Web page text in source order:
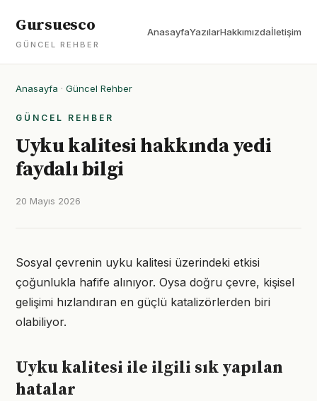
Gursuesco
GÜNCEL REHBER
AnasayfaYazılarHakkımızdaİletişim
Anasayfa · Güncel Rehber
GÜNCEL REHBER
Uyku kalitesi hakkında yedi
faydalı bilgi
20 Mayıs 2026
Sosyal çevrenin uyku kalitesi üzerindeki etkisi
çoğunlukla hafife alınıyor. Oysa doğru çevre, kişisel
gelişimi hızlandıran en güçlü katalizörlerden biri
olabiliyor.
Uyku kalitesi ile ilgili sık yapılan
hatalar